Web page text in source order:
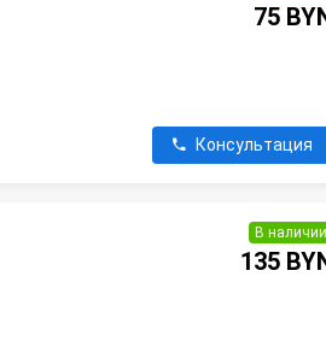
75
Консультация
В наличии
135